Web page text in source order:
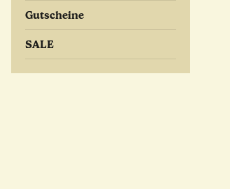
Gutscheine
SALE